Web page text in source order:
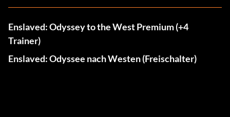
Enslaved: Odyssey to the West Premium (+4
Trainer)
Enslaved: Odyssee nach Westen (Freischalter)